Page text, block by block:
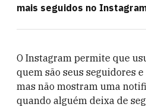
mais seguidos no
O Instagram permite que
quem são seus seguidores
mas não mostram uma
quando alguém deixa de